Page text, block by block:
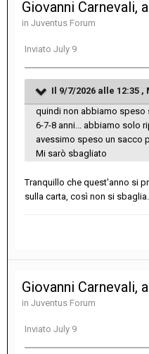
in Juventus Forum
Inviato July 9
Il 9/7/2026 alle 12:35 ,
quindi non abbiamo speso
6-7-8 anni... abbiamo solo
avessimo speso un sacco
Mi sarò sbagliato
Tranquillo che quest'anno si
sulla carta, così non si sbaglia...
in Juventus Forum
Inviato July 9